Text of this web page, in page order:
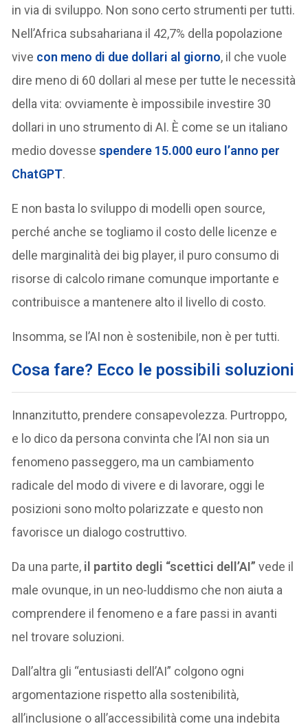
in via di sviluppo. Non sono certo strumenti per tutti.
Nell’Africa subsahariana il 42,7% della popolazione
vive con meno di due dollari al giorno, il che vuole
dire meno di 60 dollari al mese per tutte le necessità
della vita: ovviamente è impossibile investire 30
dollari in uno strumento di AI. È come se un italiano
medio dovessespendere 15.000 euro l’anno per
ChatGPT.
E non basta lo sviluppo di modelli open source,
perché anche se togliamo il costo delle licenze e
delle marginalità dei big player, il puro consumo di
risorse di calcolo rimane comunque importante e
contribuisce a mantenere alto il livello di costo.
Insomma, se l’AI non è sostenibile, non è per tutti.
Cosa fare? Ecco le possibili soluzioni
Innanzitutto, prendere consapevolezza. Purtroppo,
e lo dico da persona convinta che l’AI non sia un
fenomeno passeggero, ma un cambiamento
radicale del modo di vivere e di lavorare, oggi le
posizioni sono molto polarizzate e questo non
favorisce un dialogo costruttivo.
Da una parte, il partito degli “scettici dell’AI”vede il
male ovunque, in un neo-luddismo che non aiuta a
comprendere il fenomeno e a fare passi in avanti
nel trovare soluzioni.
Dall’altra gli “entusiasti dell’AI” colgono ogni
argomentazione rispetto alla sostenibilità,
all’inclusione o all’accessibilità come una indebita